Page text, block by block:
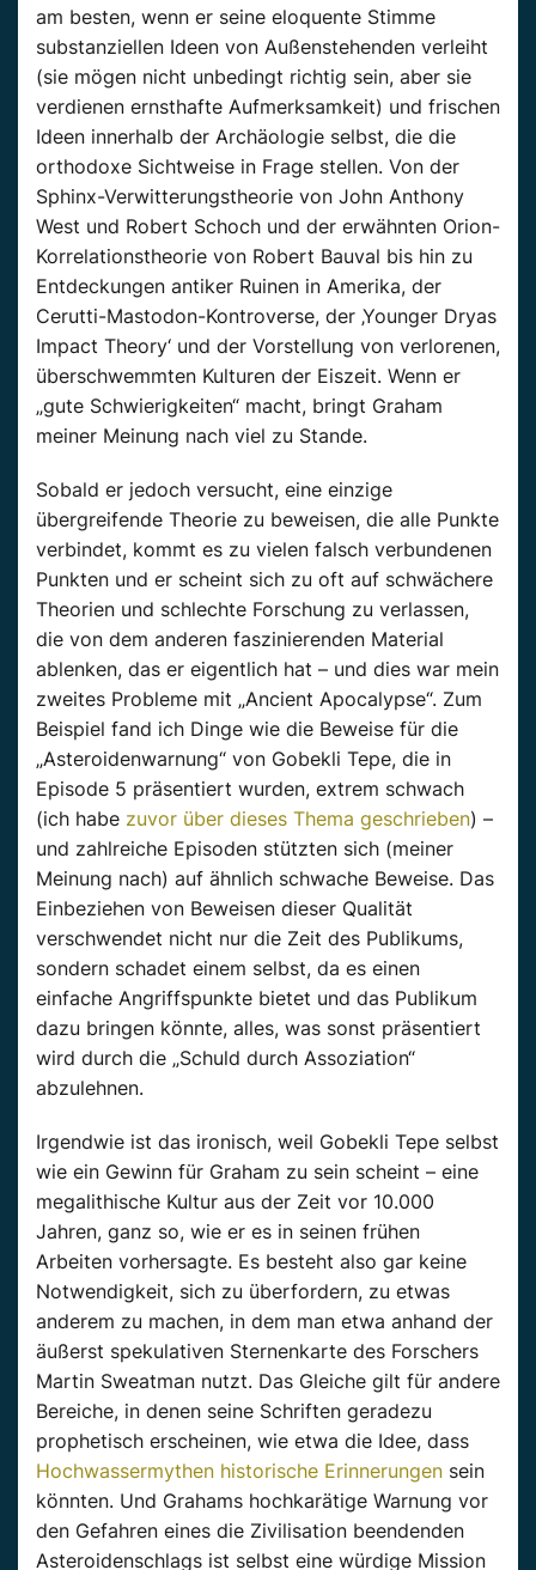
am besten, wenn er seine eloquente Stimme
substanziellen Ideen von Außenstehenden verleiht
(sie mögen nicht unbedingt richtig sein, aber sie
verdienen ernsthafte Aufmerksamkeit) und frischen
Ideen innerhalb der Archäologie selbst, die die
orthodoxe Sichtweise in Frage stellen. Von der
Sphinx-Verwitterungstheorie von John Anthony
West und Robert Schoch und der erwähnten Orion-
Korrelationstheorie von Robert Bauval bis hin zu
Entdeckungen antiker Ruinen in Amerika, der
Cerutti-Mastodon-Kontroverse, der ‚Younger Dryas
Impact Theory‘ und der Vorstellung von verlorenen,
überschwemmten Kulturen der Eiszeit. Wenn er
„gute Schwierigkeiten“ macht, bringt Graham
meiner Meinung nach viel zu Stande.
Sobald er jedoch versucht, eine einzige
übergreifende Theorie zu beweisen, die alle Punkte
verbindet, kommt es zu vielen falsch verbundenen
Punkten und er scheint sich zu oft auf schwächere
Theorien und schlechte Forschung zu verlassen,
die von dem anderen faszinierenden Material
ablenken, das er eigentlich hat – und dies war mein
zweites Probleme mit „Ancient Apocalypse“. Zum
Beispiel fand ich Dinge wie die Beweise für die
„Asteroidenwarnung“ von Gobekli Tepe, die in
Episode 5 präsentiert wurden, extrem schwach
(ich habe zuvor über dieses Thema geschrieben) –
und zahlreiche Episoden stützten sich (meiner
Meinung nach) auf ähnlich schwache Beweise. Das
Einbeziehen von Beweisen dieser Qualität
verschwendet nicht nur die Zeit des Publikums,
sondern schadet einem selbst, da es einen
einfache Angriffspunkte bietet und das Publikum
dazu bringen könnte, alles, was sonst präsentiert
wird durch die „Schuld durch Assoziation“
abzulehnen.
Irgendwie ist das ironisch, weil Gobekli Tepe selbst
wie ein Gewinn für Graham zu sein scheint – eine
megalithische Kultur aus der Zeit vor 10.000
Jahren, ganz so, wie er es in seinen frühen
Arbeiten vorhersagte. Es besteht also gar keine
Notwendigkeit, sich zu überfordern, zu etwas
anderem zu machen, in dem man etwa anhand der
äußerst spekulativen Sternenkarte des Forschers
Martin Sweatman nutzt. Das Gleiche gilt für andere
Bereiche, in denen seine Schriften geradezu
prophetisch erscheinen, wie etwa die Idee, dass
Hochwassermythen historische Erinnerungen sein
könnten. Und Grahams hochkarätige Warnung vor
den Gefahren eines die Zivilisation beendenden
Asteroidenschlags ist selbst eine würdige Mission